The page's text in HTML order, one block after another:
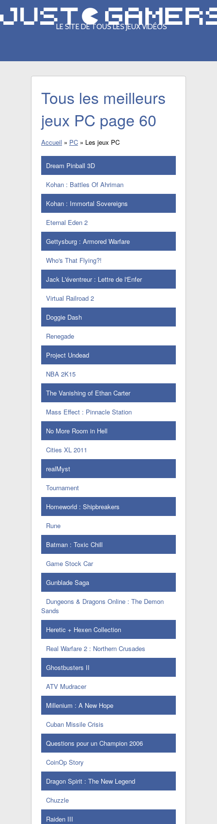
LE SITE DE TOUS LES JEUX VIDÉOS
Tous les meilleurs
jeux PC page 60
Accueil » PC » Les jeux PC
Dream Pinball 3D
Kohan : Battles Of Ahriman
Kohan : Immortal Sovereigns
Eternal Eden 2
Gettysburg : Armored Warfare
Who's That Flying?!
Jack L'éventreur : Lettre de l'Enfer
Virtual Railroad 2
Doggie Dash
Renegade
Project Undead
NBA 2K15
The Vanishing of Ethan Carter
Mass Effect : Pinnacle Station
No More Room in Hell
Cities XL 2011
realMyst
Tournament
Homeworld : Shipbreakers
Rune
Batman : Toxic Chill
Game Stock Car
Gunblade Saga
Dungeons & Dragons Online : The Demon
Sands
Heretic + Hexen Collection
Real Warfare 2 : Northern Crusades
Ghostbusters II
ATV Mudracer
Millenium : A New Hope
Cuban Missile Crisis
Questions pour un Champion 2006
CoinOp Story
Dragon Spirit : The New Legend
Chuzzle
Raiden III